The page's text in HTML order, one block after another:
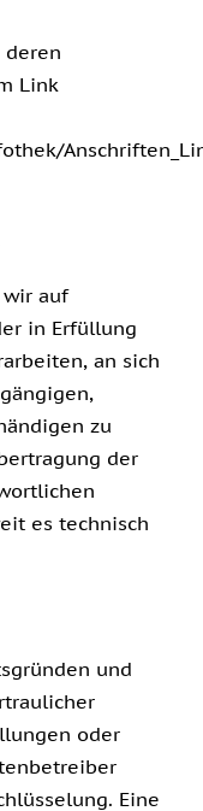
deren
Link
wir auf
in Erfüllung
an sich
zu
der
es technisch
und
oder
Eine